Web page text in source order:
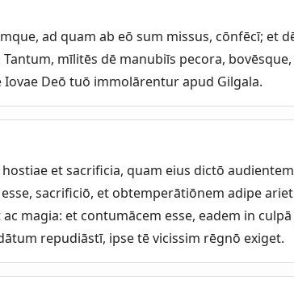
ad quam ab eō sum missus, cōnfēcī; et
mīlitēs dē manubiīs pecora,
Deō tuō immolārentur apud Gilgala.
et sacrificia, quam eius dictō audientem
sacrificiō, et obtemperātiōnem adipe
magia: et contumācem esse, eadem in
repudiāstī, ipse tē vicissim rēgnō exiget.